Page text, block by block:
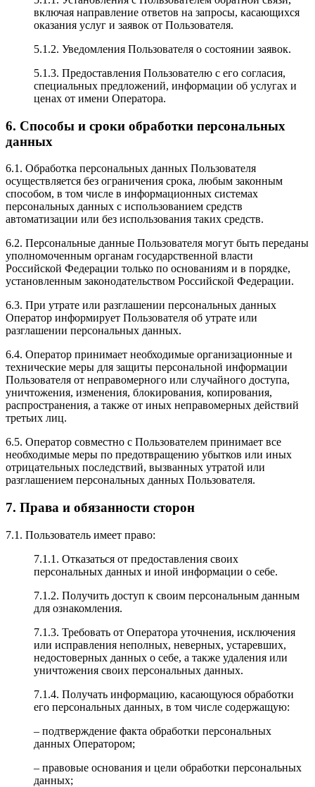
включая направление ответов на запросы, касающихся
оказания услуг и заявок от Пользователя.
5.1.2. Уведомления Пользователя о состоянии заявок.
5.1.3. Предоставления Пользователю с его согласия,
специальных предложений, информации об услугах и
ценах от имени Оператора.
6. Способы и сроки обработки персональных
данных
6.1. Обработка персональных данных Пользователя
осуществляется без ограничения срока, любым законным
способом, в том числе в информационных системах
персональных данных с использованием средств
автоматизации или без использования таких средств.
6.2. Персональные данные Пользователя могут быть переданы
уполномоченным органам государственной власти
Российской Федерации только по основаниям и в порядке,
установленным законодательством Российской Федерации.
6.3. При утрате или разглашении персональных данных
Оператор информирует Пользователя об утрате или
разглашении персональных данных.
6.4. Оператор принимает необходимые организационные и
технические меры для защиты персональной информации
Пользователя от неправомерного или случайного доступа,
уничтожения, изменения, блокирования, копирования,
распространения, а также от иных неправомерных действий
третьих лиц.
6.5. Оператор совместно с Пользователем принимает все
необходимые меры по предотвращению убытков или иных
отрицательных последствий, вызванных утратой или
разглашением персональных данных Пользователя.
7. Права и обязанности сторон
7.1. Пользователь имеет право:
7.1.1. Отказаться от предоставления своих
персональных данных и иной информации о себе.
7.1.2. Получить доступ к своим персональным данным
для ознакомления.
7.1.3. Требовать от Оператора уточнения, исключения
или исправления неполных, неверных, устаревших,
недостоверных данных о себе, а также удаления или
уничтожения своих персональных данных.
7.1.4. Получать информацию, касающуюся обработки
его персональных данных, в том числе содержащую:
– подтверждение факта обработки персональных
данных Оператором;
– правовые основания и цели обработки персональных
данных;